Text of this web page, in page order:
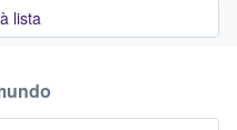
lista